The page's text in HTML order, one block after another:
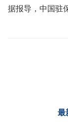
据报导，中国驻
最